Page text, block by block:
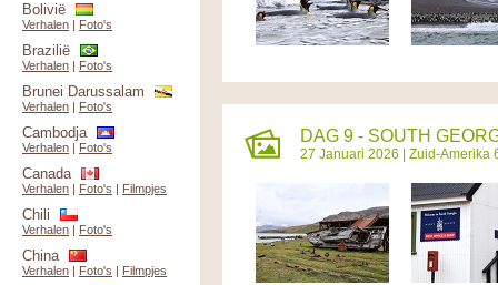
DAG 9 - SOUTH
27 Januari 2026 | Zuid-Amerika
Bolivië
Verhalen | Foto's
Brazilië
Verhalen | Foto's
Brunei Darussalam
Verhalen | Foto's
Cambodja
Verhalen | Foto's
Canada
Verhalen | Foto's | Filmpjes
Chili
Verhalen | Foto's
China
Verhalen | Foto's | Filmpjes